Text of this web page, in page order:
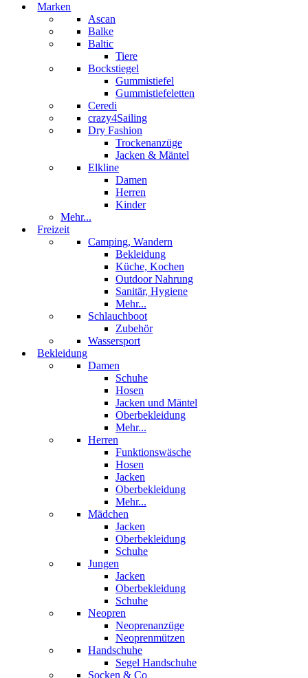
Marken
Ascan
Balke
Baltic
Tiere
Bockstiegel
Gummistiefel
Gummistiefeletten
Ceredi
crazy4Sailing
Dry Fashion
Trockenanzüge
Jacken & Mäntel
Elkline
Damen
Herren
Kinder
Mehr...
Freizeit
Camping, Wandern
Bekleidung
Küche, Kochen
Outdoor Nahrung
Sanitär, Hygiene
Mehr...
Schlauchboot
Zubehör
Wassersport
Bekleidung
Damen
Schuhe
Hosen
Jacken und Mäntel
Oberbekleidung
Mehr...
Herren
Funktionswäsche
Hosen
Jacken
Oberbekleidung
Mehr...
Mädchen
Jacken
Oberbekleidung
Schuhe
Jungen
Jacken
Oberbekleidung
Schuhe
Neopren
Neoprenanzüge
Neoprenmützen
Handschuhe
Segel Handschuhe
Socken & Co